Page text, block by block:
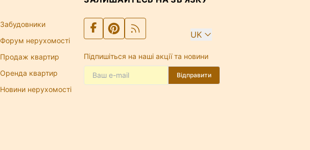
Забудовники
Форум нерухомості
Продаж квартир
Оренда квартир
Новини нерухомості
UK
Підпишіться на наші акції та новини
Відправити